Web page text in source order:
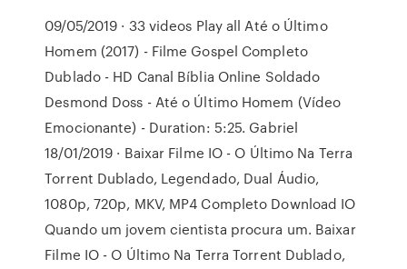
09/05/2019 · 33 videos Play all Até o Último
Homem (2017) - Filme Gospel Completo
Dublado - HD Canal Bíblia Online Soldado
Desmond Doss - Até o Último Homem (Vídeo
Emocionante) - Duration: 5:25. Gabriel
18/01/2019 · Baixar Filme IO - O Último Na Terra
Torrent Dublado, Legendado, Dual Áudio,
1080p, 720p, MKV, MP4 Completo Download IO
Quando um jovem cientista procura um. Baixar
Filme IO - O Último Na Terra Torrent Dublado,